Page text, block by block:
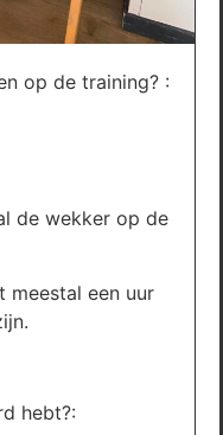
op de training? :
de wekker op de
meestal een uur
hebt?: